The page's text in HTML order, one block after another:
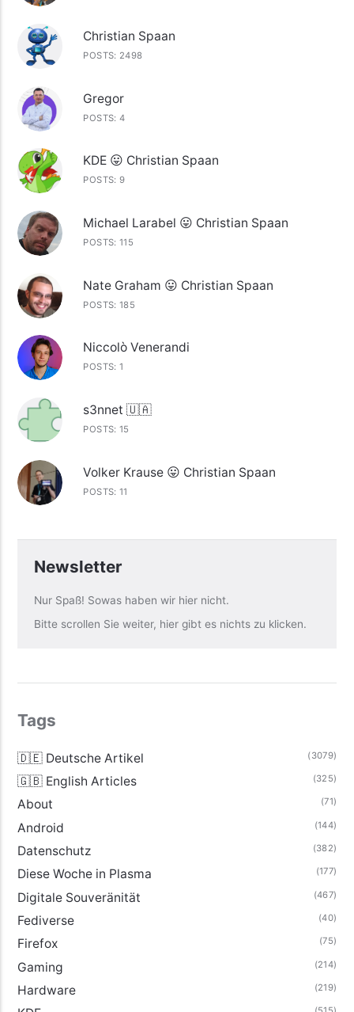
Christian Spaan
POSTS: 2498
Gregor
POSTS: 4
KDE 😛 Christian Spaan
POSTS: 9
Michael Larabel 😛 Christian Spaan
POSTS: 115
Nate Graham 😛 Christian Spaan
POSTS: 185
Niccolò Venerandi
POSTS: 1
s3nnet 🇺🇦
POSTS: 15
Volker Krause 😛 Christian Spaan
POSTS: 11
Newsletter
Nur Spaß! Sowas haben wir hier nicht.
Bitte scrollen Sie weiter, hier gibt es nichts zu klicken.
Tags
🇩🇪 Deutsche Artikel (3079)
🇬🇧 English Articles (325)
About (71)
Android (144)
Datenschutz (382)
Diese Woche in Plasma (177)
Digitale Souveränität (467)
Fediverse (40)
Firefox (75)
Gaming (214)
Hardware (219)